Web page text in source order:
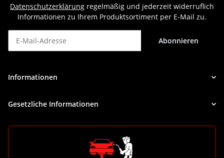
Datenschutzerklärung regelmäßig und jederzeit widerruflich
Informationen zu Ihrem Produktsortiment per E-Mail zu.
Abonnieren
Informationen
Gesetzliche Informationen